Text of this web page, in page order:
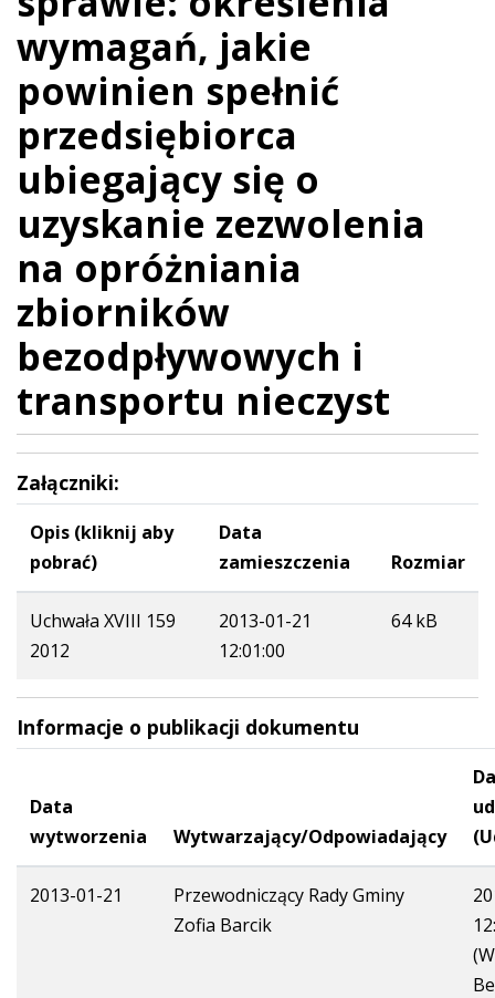
wymagań, jakie
powinien spełnić
przedsiębiorca
ubiegający się o
uzyskanie zezwolenia
na opróżniania
zbiorników
bezodpływowych i
transportu nieczyst
Załączniki:
Opis (kliknij aby
pobrać)
Data
zamieszczenia
Rozmiar
Uchwała XVIII 159
2012
2013-01-21
12:01:00
64 kB
Informacje o publikacji dokumentu
Data
wytworzenia
Wytwarzający/Odpowiadający
2013-01-21
Przewodniczący Rady Gminy
Zofia Barcik